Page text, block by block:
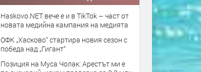
Haskovo.NET вече е и в TikTok – част от
новата медийна кампания на медията
ОФК „Хасково“ стартира новия сезон с
победа над „Гигант“
Позиция на Муса Чолак: Арестът ми е